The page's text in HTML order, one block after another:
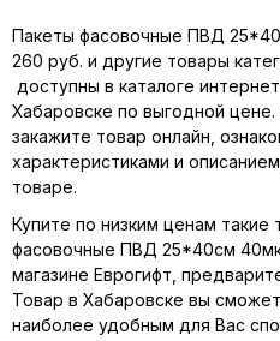
Пакеты фасовочные ПВД
260 руб. и другие товары
доступны в каталоге
Хабаровске по выгодной
закажите товар онлайн,
характеристиками и
товаре.
Купите по низким ценам такие
фасовочные ПВД 25*40см
магазине Еврогифт,
Товар в Хабаровске вы
наиболее удобным для Вас